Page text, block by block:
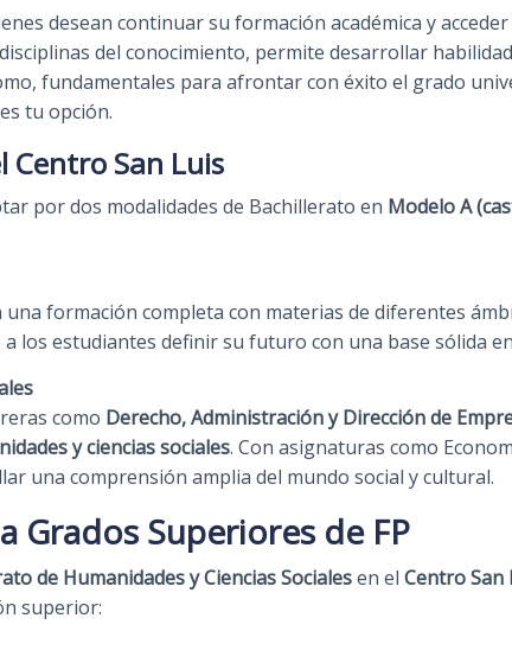
desean continuar su formación académica y
del conocimiento, permite desarrollar
fundamentales para afrontar con éxito el grado
tu opción.
Centro San Luis
por dos modalidades de Bachillerato en Modelo A
formación completa con materias de diferentes
los estudiantes definir su futuro con una base sólida
como Derecho, Administración y Dirección de
y ciencias sociales. Con asignaturas como
una comprensión amplia del mundo social y cultural.
Grados Superiores de FP
de Humanidades y Ciencias Socialesen el Centro San
superior: